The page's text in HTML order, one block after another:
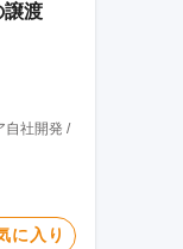
譲渡
自社開発 /
に入り